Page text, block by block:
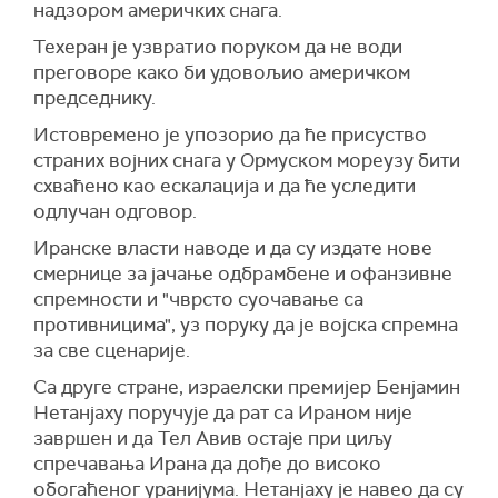
преговори треба да буду засновани на
"врховним државним интересима" и
консултацијама са земљама региона.
Ирански извор је оценио да би позитиван
приступ Сједињених Америчких Држава
убрзао и унапредио преговарачки процес.
"Сада је избор на Вашингтону, а његова
спремност на политички реализам биће
пресудна", навео је исти извор.
Предложени амерички меморандум, који
садржи 14 тачака, укључује обавезу Ирана на
мораторијум на обогаћивање уранијума, уз
истовремено постепено укидање америчких
санкција и ослобађање замрзнутих иранских
средстава.
(Al Jazeera )
"генерално не прихвата реалност" и да га због
тога, како је рекао, "Иран стално побеђује".
Реакција долази након што је Трамп раније на
својој друштвеној мрежиTruth Socialнаписао
да му се ирански предлог "не допада".
(Танјуг)
надзором америчких снага.
Техеран је узвратио поруком да не води
преговоре како би удовољио америчком
председнику.
Истовремено је упозорио да ће присуство
страних војних снага у Ормуском мореузу бити
схваћено као ескалација и да ће уследити
одлучан одговор.
Иранске власти наводе и да су издате нове
смернице за јачање одбрамбене и офанзивне
спремности и "чврсто суочавање са
противницима", уз поруку да је војска спремна
за све сценарије.
Са друге стране, израелски премијер Бенјамин
Нетанјаху поручује да рат са Ираном није
завршен и да Тел Авив остаје при циљу
спречавања Ирана да дође до високо
обогаћеног уранијума. Нетанјаху је навео да су